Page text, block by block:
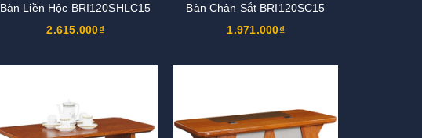
Bàn Liền Hộc BRI120SHLC15
2.615.000₫
Bàn Chân Sắt BRI120SC15
1.971.000₫